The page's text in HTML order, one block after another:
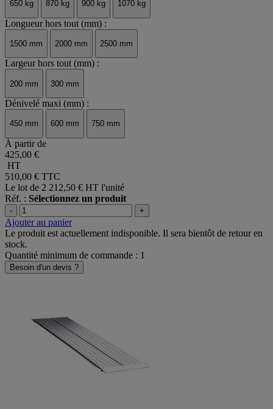
650 kg 870 kg 900 kg 1070 kg
Longueur hors tout (mm) :
1500 mm 2000 mm 2500 mm
Largeur hors tout (mm) :
200 mm 300 mm
Dénivelé maxi (mm) :
450 mm 600 mm 750 mm
À partir de
425,00 €
HT
510,00 € TTC
Le lot de 2 212,50 € HT l'unité
Réf. : Sélectionnez un produit
- +
Ajouter au panier
Le produit est actuellement indisponible. Il sera bientôt de retour en
stock.
Quantité minimum de commande : 1
Besoin d'un devis ?